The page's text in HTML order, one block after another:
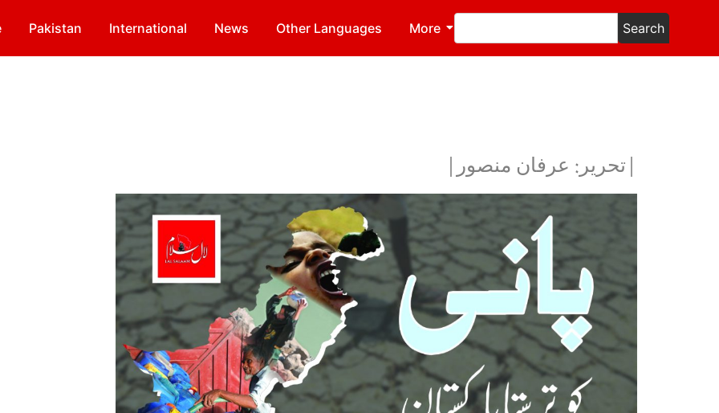
Pakistan International News Other Languages More Search
|تحریر: عرفان منصور|